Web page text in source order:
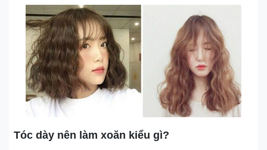
Tóc dày nên làm xoăn kiểu gì?